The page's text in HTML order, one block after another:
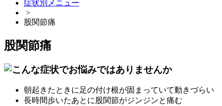
症状別メニュー
>
股関節痛
股関節痛
朝起きたときに足の付け根が固まっていて動きづらい
長時間歩いたあとに股関節がジンジンと痛む